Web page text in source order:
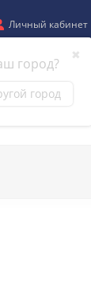
✖
город?
город
Личный кабинет